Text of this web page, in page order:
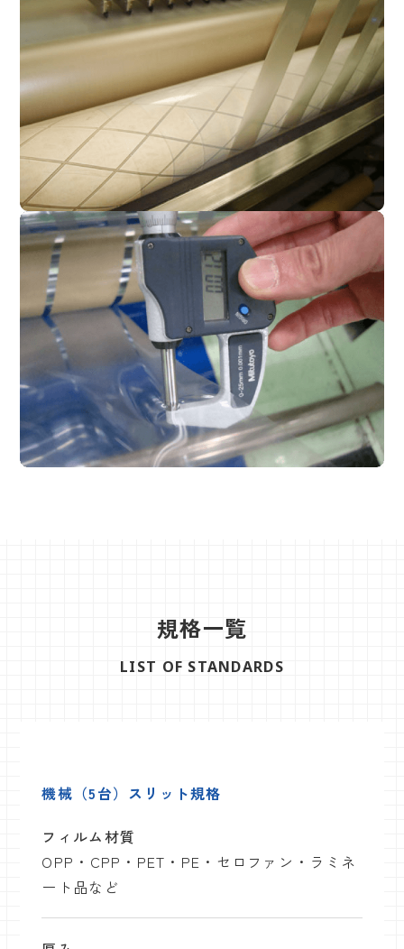
規格一覧
LIST OF STANDARDS
機械（5台）スリット規格
フィルム材質
OPP・CPP・PET・PE・セロファン・ラミネ
ート品など